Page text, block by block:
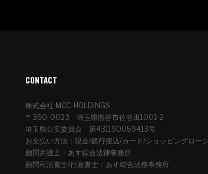
CONTACT
株式会社 MCC-HOLDINGS
〒360-0023 埼玉県熊谷市佐谷田1001-2
埼玉県公安委員会 第431190059413号
お支払い方法：現金/銀行振込/カード/ショッピングローン
顧問弁護士：あす綜合法律事務所
顧問司法書士/行政書士：あす綜合法務事務所